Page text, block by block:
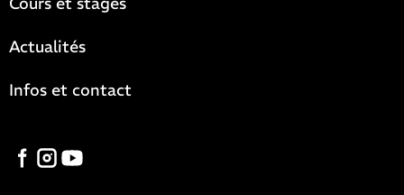
Actualités
Infos et contact